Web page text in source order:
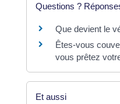
Questions ?
Que devient le
Êtes-vous
vous prêtez
Et aussi